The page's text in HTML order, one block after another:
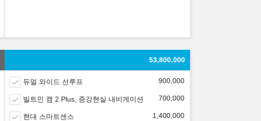
53,800,000
듀얼 와이드 선루프 900,000
빌트인 캠 2 Plus, 증강현실 내비게이션 700,000
현대 스마트센스 1,400,000